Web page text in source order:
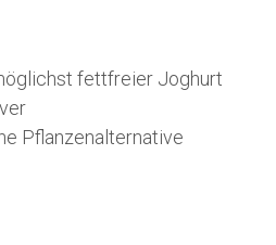
fettfreier Joghurt
Pflanzenalternative